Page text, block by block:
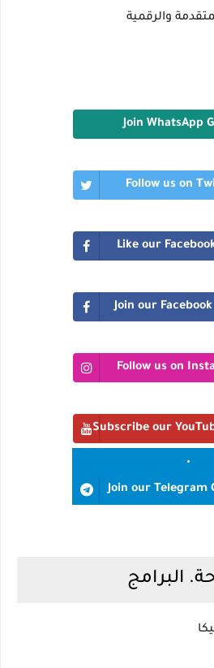
والرقمية
Join WhatsApp
Follow us on
Like our
Join our
Follow us on
Subscribe our
Join our Telegram
البرامج